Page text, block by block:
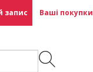
запис Ваші покупки